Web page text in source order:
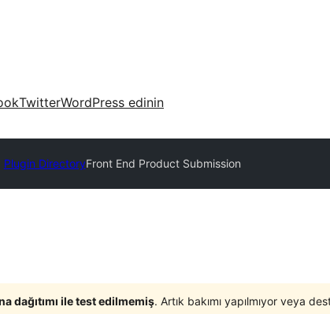
TwitterWordPress edinin
Plugin DirectoryFront End Product Submission
dağıtımı ile test edilmemiş. Artık bakımı yapılmıyor veya